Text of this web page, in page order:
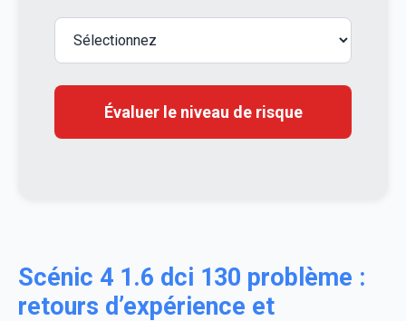
Évaluer le niveau de risque
Scénic 4 1.6 dci 130 problème :
retours d’expérience et